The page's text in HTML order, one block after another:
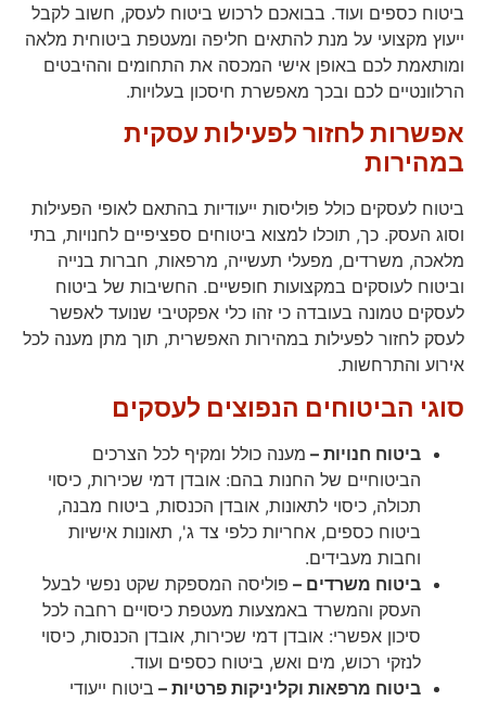
ביטוח כספים ועוד. בבואכם לרכוש ביטוח לעסק, חשוב לקבל
ייעוץ מקצועי על מנת להתאים חליפה ומעטפת ביטוחית מלאה
ומותאמת לכם באופן אישי המכסה את התחומים וההיבטים
הרלוונטיים לכם ובכך מאפשרת חיסכון בעלויות.
אפשרות לחזור לפעילות עסקית
במהירות
ביטוח לעסקים כולל פוליסות ייעודיות בהתאם לאופי הפעילות
וסוג העסק. כך, תוכלו למצוא ביטוחים ספציפיים לחנויות, בתי
מלאכה, משרדים, מפעלי תעשייה, מרפאות, חברות בנייה
וביטוח לעוסקים במקצועות חופשיים. החשיבות של ביטוח
לעסקים טמונה בעובדה כי זהו כלי אפקטיבי שנועד לאפשר
לעסק לחזור לפעילות במהירות האפשרית, תוך מתן מענה לכל
אירוע והתרחשות.
סוגי הביטוחים הנפוצים לעסקים
ביטוח חנויות – מענה כולל ומקיף לכל הצרכים
הביטוחיים של החנות בהם: אובדן דמי שכירות, כיסוי
תכולה, כיסוי לתאונות, אובדן הכנסות, ביטוח מבנה,
ביטוח כספים, אחריות כלפי צד ג', תאונות אישיות
וחבות מעבידים.
ביטוח משרדים – פוליסה המספקת שקט נפשי לבעל
העסק והמשרד באמצעות מעטפת כיסויים רחבה לכל
סיכון אפשרי: אובדן דמי שכירות, אובדן הכנסות, כיסוי
לנזקי רכוש, מים ואש, ביטוח כספים ועוד.
ביטוח מרפאות וקליניקות פרטיות – ביטוח ייעודי